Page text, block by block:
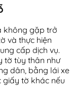
không gặp trở
và thực hiện
cấp dịch vụ.
tờ tùy thân như
dân, bằng lái xe
giấy tờ khác nếu